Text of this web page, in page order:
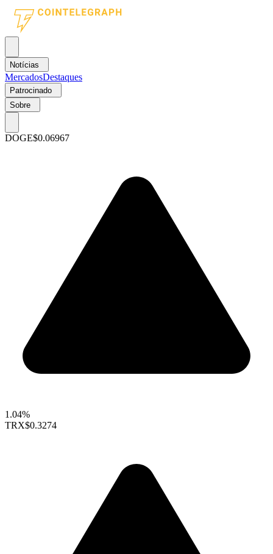
Notícias
MercadosDestaques
Patrocinado
Sobre
DOGE$0.06967
1.04%
TRX$0.3274